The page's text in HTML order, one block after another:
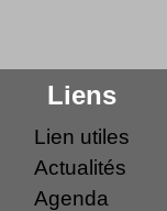
Liens
Lien utiles
Actualités
Agenda